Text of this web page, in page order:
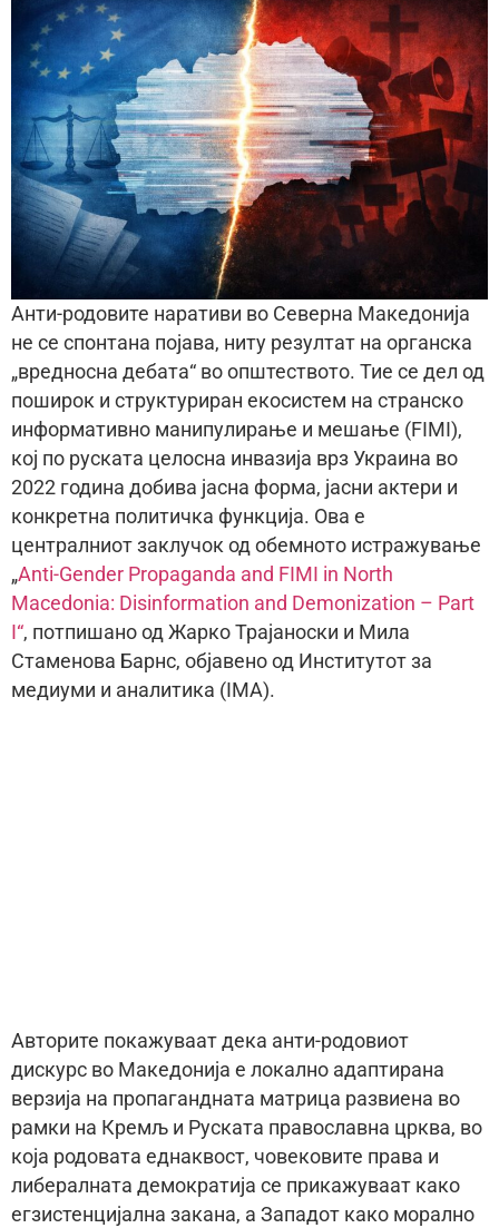
Анти-родовите наративи во Северна Македонија
не се спонтана појава, ниту резултат на органска
„вредносна дебата“ во општеството. Тие се дел од
поширок и структуриран екосистем на странско
информативно манипулирање и мешање (FIMI),
кој по руската целосна инвазија врз Украина во
2022 година добива јасна форма, јасни актери и
конкретна политичка функција. Ова е
централниот заклучок од обемното истражување
„Anti-Gender Propaganda and FIMI in North
Macedonia: Disinformation and Demonization – Part
I“, потпишано од Жарко Трајаноски и Мила
Стаменова Барнс, објавено од Институтот за
медиуми и аналитика (IMA).
Авторите покажуваат дека анти-родовиот
дискурс во Македонија е локално адаптирана
верзија на пропагандната матрица развиена во
рамки на Кремљ и Руската православна црква, во
која родовата еднаквост, човековите права и
либералната демократија се прикажуваат како
егзистенцијална закана, а Западот како морално